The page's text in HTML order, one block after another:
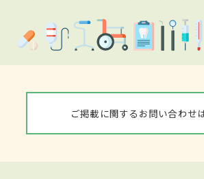
ご掲載に関するお問い合わせ